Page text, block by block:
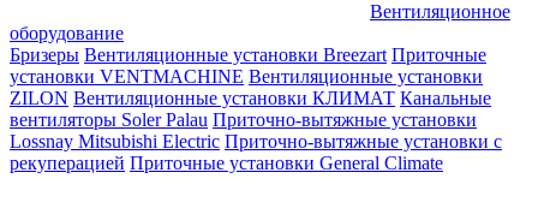
Вентиляционное
оборудование
Бризеры Вентиляционные установки Breezart Приточные
установки VENTMACHINE Вентиляционные установки
ZILON Вентиляционные установки КЛИМАТ Канальные
вентиляторы Soler Palau Приточно-вытяжные установки
Lossnay Mitsubishi Electric Приточно-вытяжные установки с
рекуперацией Приточные установки General Climate